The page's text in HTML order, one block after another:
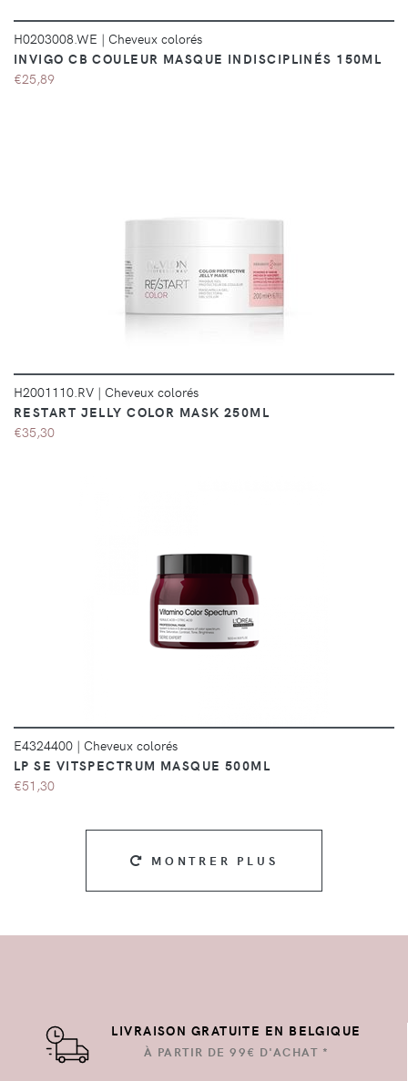
H0203008.WE | Cheveux colorés
INVIGO CB COULEUR MASQUE INDISCIPLINÉS 150ML
€25,89
H2001110.RV | Cheveux colorés
RESTART JELLY COLOR MASK 250ML
€35,30
DÉTAILS
E4324400 | Cheveux colorés
LP SE VITSPECTRUM MASQUE 500ML
€51,30
MONTRER PLUS
LIVRAISON GRATUITE EN BELGIQUE
À PARTIR DE 99€ D'ACHAT *